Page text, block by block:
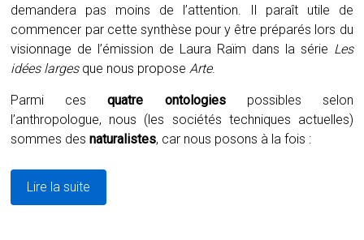
demandera pas moins de l’attention. Il paraît utile de
commencer par cette synthèse pour y être préparés lors du
visionnage de l’émission de Laura Raïm dans la série Les
idées largesque nous proposeArte.
Parmi cesquatre ontologiespossibles selon
l’anthropologue, nous (les sociétés techniques actuelles)
sommes desnaturalistes, car nous posons à la fois :
Lire la suite